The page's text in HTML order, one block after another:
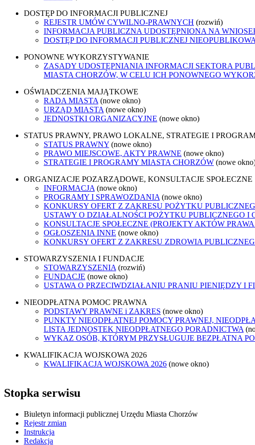
DOSTĘP DO INFORMACJI PUBLICZNEJ
REJESTR UMÓW CYWILNO-PRAWNYCH (rozwiń)
INFORMACJA PUBLICZNA UDOSTĘPNIONA NA
DOSTĘP DO INFORMACJI PUBLICZNEJ
PONOWNE WYKORZYSTYWANIE
ZASADY UDOSTĘPNIANIA INFORMACJI SEKTORA
MIASTA CHORZÓW, W CELU ICH PONOWNEGO
OŚWIADCZENIA MAJĄTKOWE
RADA MIASTA (nowe okno)
URZĄD MIASTA (nowe okno)
JEDNOSTKI ORGANIZACYJNE (nowe okno)
STATUS PRAWNY, PRAWO LOKALNE, STRATEGIE I
STATUS PRAWNY (nowe okno)
PRAWO MIEJSCOWE, AKTY PRAWNE (nowe okno)
STRATEGIE I PROGRAMY MIASTA CHORZÓW (nowe
ORGANIZACJE POZARZĄDOWE, KONSULTACJE SPOŁECZNE
INFORMACJA (nowe okno)
PROGRAMY I SPRAWOZDANIA (nowe okno)
KONKURSY OFERT Z ZAKRESU POŻYTKU
USTAWY O DZIAŁALNOŚCI POŻYTKU PUBLICZNEGO I
KONSULTACJE SPOŁECZNE (PROJEKTY AKTÓW
OGŁOSZENIA INNE (nowe okno)
KONKURSY OFERT Z ZAKRESU ZDROWIA
STOWARZYSZENIA I FUNDACJE
STOWARZYSZENIA (rozwiń)
FUNDACJE (nowe okno)
USTAWA O PRZECIWDZIAŁANIU PRANIU PIENIĘDZY I
NIEODPŁATNA POMOC PRAWNA
PODSTAWY PRAWNE i ZAKRES (nowe okno)
PUNKTY NIEODPŁATNEJ POMOCY PRAWNEJ,
LISTA JEDNOSTEK NIEODPŁATNEGO PORADNICTWA
WYKAZ OSÓB, KTÓRYM PRZYSŁUGUJE BEZPŁATNA
KWALIFIKACJA WOJSKOWA 2026
KWALIFIKACJA WOJSKOWA 2026 (nowe okno)
Stopka serwisu
Biuletyn informacji publicznej Urzędu Miasta Chorzów
Rejestr zmian
Instrukcja
Redakcja